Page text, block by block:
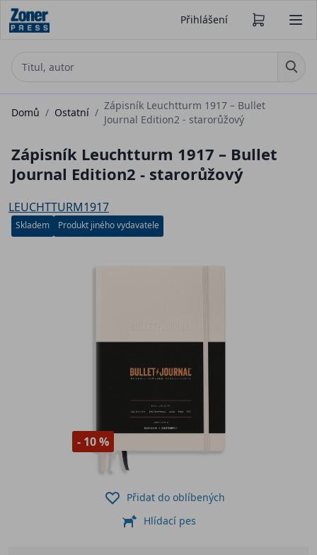
Přihlášení
Domů / Ostatní /
Zápisník Leuchtturm 1917 – Bullet
Journal Edition2 - starorůžový
Zápisník Leuchtturm 1917 – Bullet
Journal Edition2 - starorůžový
LEUCHTTURM1917
Skladem Produkt jiného vydavatele
- 10 %
Přidat do oblíbených
Hlídací pes